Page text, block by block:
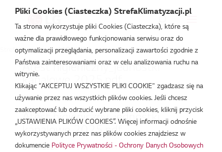
Strefa Klimatyzacji /ARNU(76
Atest higieniczny_jednostki
kanalowe 2025.pdf
lut 18, 2026
Atest higieniczny_jednostki
kanalowe 2025.pdf
lut 18, 2026
Pliki Cookies (Ciasteczka) StrefaKlimatyzacji.pl
Ta strona wykorzystuje pliki Cookies (Ciasteczka), które są
ważne dla prawidłowego funkcjonowania serwisu oraz do
optymalizacji przeglądania, personalizacji zawartości zgodnie z
Państwa zainteresowaniami oraz w celu analizowania ruchu na
witrynie.
Klikając "AKCEPTUJ WSZYSTKIE PLIKI COOKIE" zgadzasz się na
używanie przez nas wszystkich plików cookies. Jeśli chcesz
zaakceptować lub odrzucić wybrane pliki cookies, kliknij przycisk
„USTAWIENIA PLIKÓW COOKIES”. Więcej informacji odnośnie
wykorzystywanych przez nas plików cookies znajdziesz w
dokumencie Polityce Prywatności - Ochrony Danych Osobowych